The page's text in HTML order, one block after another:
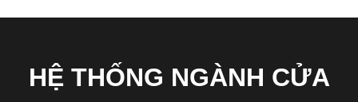
HỆ THỐNG NGÀNH CỬA